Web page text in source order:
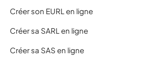
Créer son EURL en ligne
Créer sa SARL en ligne
Créer sa SAS en ligne